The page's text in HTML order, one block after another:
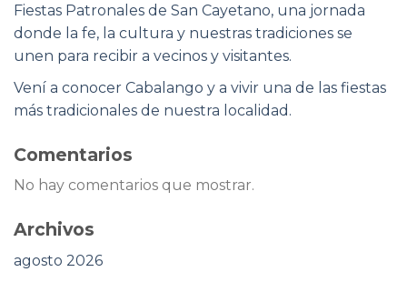
Fiestas Patronales de San Cayetano, una jornada
donde la fe, la cultura y nuestras tradiciones se
unen para recibir a vecinos y visitantes.
Vení a conocer Cabalango y a vivir una de las fiestas
más tradicionales de nuestra localidad.
Comentarios
No hay comentarios que mostrar.
Archivos
agosto 2026